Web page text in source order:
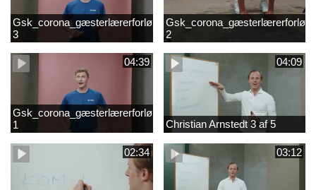
Gsk_corona_gæsterlærerforløb_Axelsen_del
3
2
04:39
Gsk_corona_gæsterlærerforløb_Axelsen_del
1
04:09
Christian Arnstedt 3 af 5
02:34 03:12